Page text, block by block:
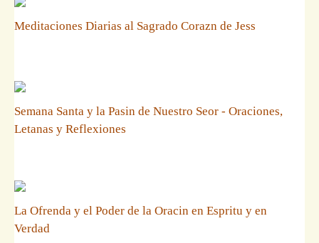
Meditaciones Diarias al Sagrado Corazn de Jess
Semana Santa y la Pasin de Nuestro Seor - Oraciones,
Letanas y Reflexiones
La Ofrenda y el Poder de la Oracin en Espritu y en
Verdad